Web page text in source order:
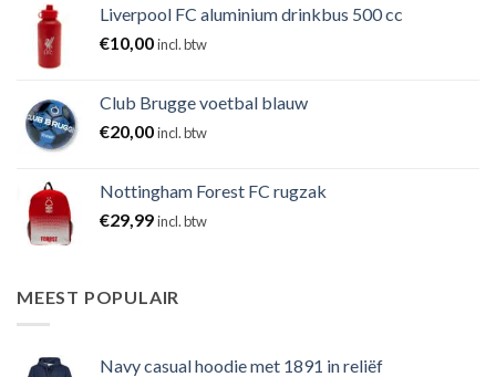
Liverpool FC aluminium drinkbus 500 cc
€10,00incl. btw
Club Brugge voetbal blauw
€20,00incl. btw
Nottingham Forest FC rugzak
€29,99incl. btw
MEEST POPULAIR
Navy casual hoodie met 1891 in reliëf